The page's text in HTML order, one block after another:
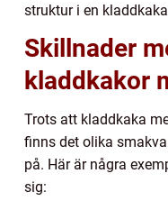
struktur i en
Skillnader
kladdkakor
Trots att kladdkaka
finns det olika
på. Här är några
sig: